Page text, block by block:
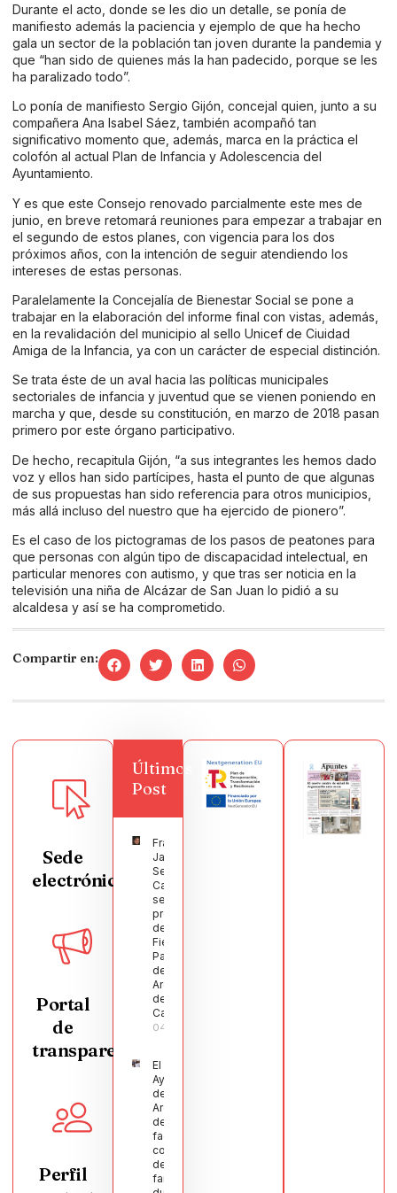
Durante el acto, donde se les dio un detalle, se ponía de
manifiesto además la paciencia y ejemplo de que ha hecho
gala un sector de la población tan joven durante la pandemia y
que “han sido de quienes más la han padecido, porque se les
ha paralizado todo”.
Lo ponía de manifiesto Sergio Gijón, concejal quien, junto a su
compañera Ana Isabel Sáez, también acompañó tan
significativo momento que, además, marca en la práctica el
colofón al actual Plan de Infancia y Adolescencia del
Ayuntamiento.
Y es que este Consejo renovado parcialmente este mes de
junio, en breve retomará reuniones para empezar a trabajar en
el segundo de estos planes, con vigencia para los dos
próximos años, con la intención de seguir atendiendo los
intereses de estas personas.
Paralelamente la Concejalía de Bienestar Social se pone a
trabajar en la elaboración del informe final con vistas, además,
en la revalidación del municipio al sello Unicef de Ciuidad
Amiga de la Infancia, ya con un carácter de especial distinción.
Se trata éste de un aval hacia las políticas municipales
sectoriales de infancia y juventud que se vienen poniendo en
marcha y que, desde su constitución, en marzo de 2018 pasan
primero por este órgano participativo.
De hecho, recapitula Gijón, “a sus integrantes les hemos dado
voz y ellos han sido partícipes, hasta el punto de que algunas
de sus propuestas han sido referencia para otros municipios,
más allá incluso del nuestro que ha ejercido de pionero”.
Es el caso de los pictogramas de los pasos de peatones para
que personas con algún tipo de discapacidad intelectual, en
particular menores con autismo, y que tras ser noticia en la
televisión una niña de Alcázar de San Juan lo pidió a su
alcaldesa y así se ha comprometido.
Compartir en:
Sede
electrónica
Portal
de
transparencia
Perfil
Últimos
Post
Francisco
Javier
Segura
Castellanos
será el
pregonero
de las
Fiestas
Patronales
de
Argamasilla
de
Calatrava
04/08/2026
El
Ayuntamiento
de
Argamasilla
de Calatrava
facilita la
conciliación
de 200
familias